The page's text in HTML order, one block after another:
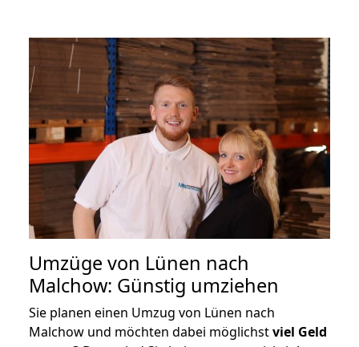
Umzüge von Lünen nach
Malchow: Günstig umziehen
Sie planen einen Umzug von Lünen nach
Malchow und möchten dabei möglichstviel Geld